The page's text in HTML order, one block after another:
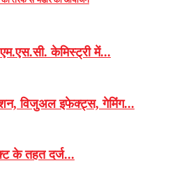
केमिस्ट्री में...
विजुअल इफेक्ट्स, गेमिंग...
के तहत दर्ज...